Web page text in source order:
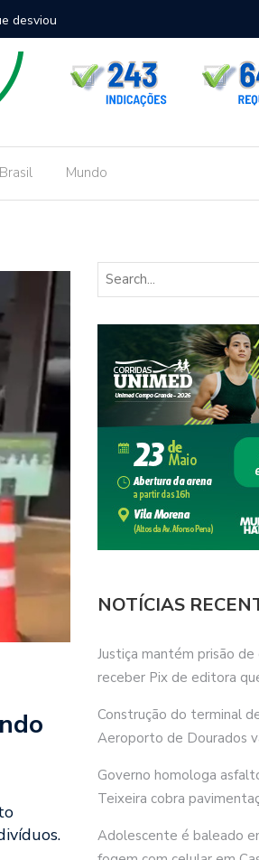
R$
Dourados
Brasil Mundo
NOTÍCIAS
Justiça mantém prisão
receber Pix de editora
Construção do terminal
Aeroporto de Dourados
Governo homologa
Teixeira cobra
Adolescente é baleado